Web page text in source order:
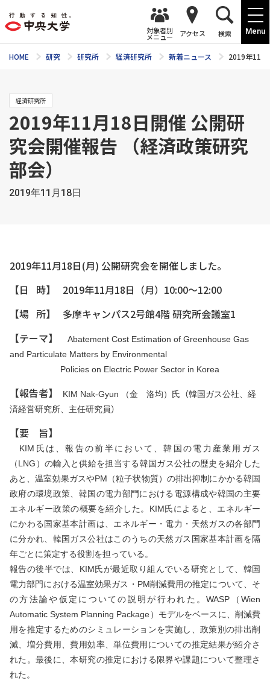
Menu
対象者別
メニュー アクセス 検索
HOME 研究 研究所 経済研究所 新着ニュース 2019年11
経済研究所
2019年11月18日開催 公開研
究会開催報告 （経済政策研究
部会）
2019年11月18日
2019年11月18日(月) 公開研究会を開催しました。
【日 時】 2019年11月18日（月）10:00～12:00
【場 所】 多摩キャンパス2号館4階 研究所会議室1
【テーマ】
Abatement Cost Estimation of Greenhouse Gas
and Particulate Matters by Environmental
Policies on Electric Power Sector in Korea
【報告者】 KIM Nak-Gyun （金 洛均）氏 （韓国ガス公社、経
済経営研究所、主任研究員）
【要 旨】
KIM氏は、報告の前半において、韓国の電力産業用ガス
（LNG）の輸入と供給を担当する韓国ガス公社の歴史を紹介した
あと、温室効果ガスやPM（粒子状物質）の排出抑制にかかる韓国
政府の環境政策、韓国の電力部門における電源構成や韓国の主要
エネルギー政策の概要を紹介した。KIM氏によると、エネルギー
にかわる国家基本計画は、エネルギー・電力・天然ガスの各部門
に分かれ、韓国ガス公社はこのうちの天然ガス国家基本計画を隔
年ごとに策定する役割を担っている。
報告の後半では、KIM氏が最近取り組んでいる研究として、韓国
電力部門における温室効果ガス・PM削減費用の推定について、そ
の方法論や仮定についての説明が行われた。WASP（Wien
Automatic System Planning Package）モデルをベースに、削減費
用を推定するためのシミュレーションを実施し、政策別の排出削
減、増分費用、費用効率、単位費用についての推定結果が紹介さ
れた。最後に、本研究の推定における限界や課題について整理さ
れた。